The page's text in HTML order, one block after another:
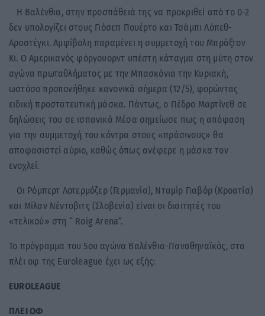
Η Βαλένθια, στην προσπάθειά της να προκριθεί από το 0-2
δεν υπολογίζει στους Γιόσεπ Πουέρτο και Τσάμπι Λόπεθ-
Αροστέγκι. Αμφίβολη παραμένει η συμμετοχή του Μπράξτον
Κι. Ο Αμερικανός φόργουορντ υπέστη κάταγμα στη μύτη στον
αγώνα πρωταθλήματος με την Μπασκόνια την Κυριακή,
ωστόσο προπονήθηκε κανονικά σήμερα (12/5), φορώντας
ειδική προστατευτική μάσκα. Πάντως, ο Πέδρο Μαρτίνεθ σε
δηλώσεις του σε ισπανικά Μέσα σημείωσε πως η απόφαση
για την συμμετοχή του κόντρα στους «πράσινους» θα
αποφασιστεί αύριο, καθώς όπως ανέφερε η μάσκα τον
ενοχλεί.
Οι Ρόμπερτ Λοτερμόζερ (Γερμανία), Νταμίρ Γιαβόρ (Κροατία)
και Μίλαν Νέντοβιτς (Σλοβενία) είναι οι διαιτητές του
«τελικού» στη “ Roig Arena”.
To πρόγραμμα του 5ου αγώνα Βαλένθια-Παναθηναϊκός, στα
πλέι οφ της Euroleague έχει ως εξής:
EUROLEAGUE
ΠΛΕΙ ΟΦ